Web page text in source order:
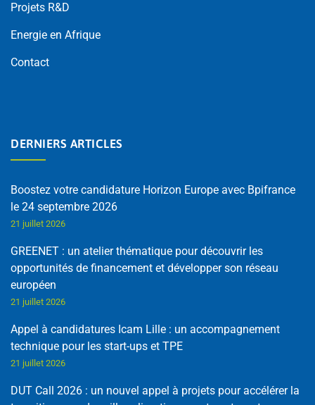
Projets R&D
Energie en Afrique
Contact
DERNIERS ARTICLES
Boostez votre candidature Horizon Europe avec Bpifrance
le 24 septembre 2026
21 juillet 2026
GREENET : un atelier thématique pour découvrir les
opportunités de financement et développer son réseau
européen
21 juillet 2026
Appel à candidatures Icam Lille : un accompagnement
technique pour les start-ups et TPE
21 juillet 2026
DUT Call 2026 : un nouvel appel à projets pour accélérer la